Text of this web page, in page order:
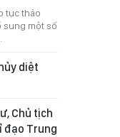
tục thảo
sung một số
diệt
Chủ tịch
đạo Trung